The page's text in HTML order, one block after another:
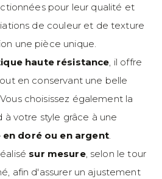
pour leur qualité et
de couleur et de texture
une pièce unique.
haute résistance , il offre
en conservant une belle
choisissez également la
votre style grâce à une
doré ou en argent.
sur mesure, selon le tour
afin d'assurer un ajustement